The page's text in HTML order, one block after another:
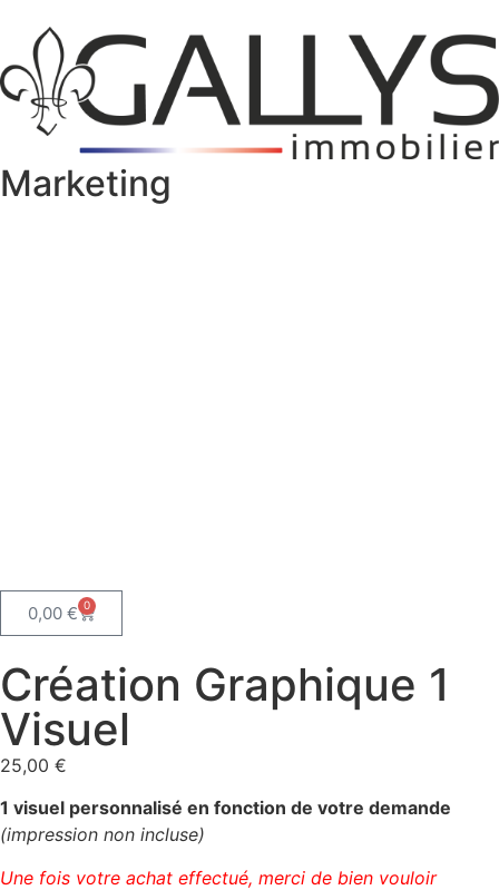
Marketing
0,00 € 0
Création Graphique 1
Visuel
25,00 €
1 visuel personnalisé en fonction de votre demande
(impression non incluse)
Une fois votre achat effectué, merci de bien vouloir